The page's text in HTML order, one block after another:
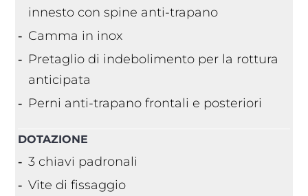
innesto con spine anti-trapano
Camma in inox
Pretaglio di indebolimento per la rottura
anticipata
Perni anti-trapano frontali e posteriori
DOTAZIONE
3 chiavi padronali
Vite di fissaggio